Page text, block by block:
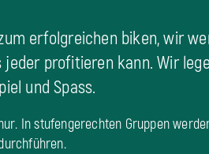
erfolgreichen biken, wir
profitieren kann. Wir
und Spass.
In stufengerechten Gruppen